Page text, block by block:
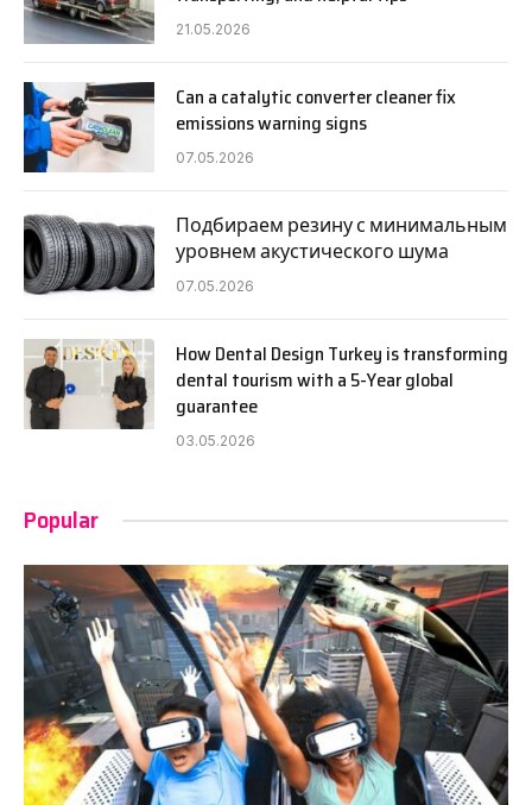
21.05.2026
Can a catalytic converter cleaner fix
emissions warning signs
07.05.2026
Подбираем резину с минимальным
уровнем акустического шума
07.05.2026
How Dental Design Turkey is transforming
dental tourism with a 5-Year global
guarantee
03.05.2026
Popular